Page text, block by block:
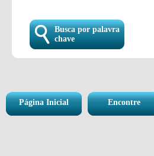
Busca por palavra
chave
Página Inicial Encontre